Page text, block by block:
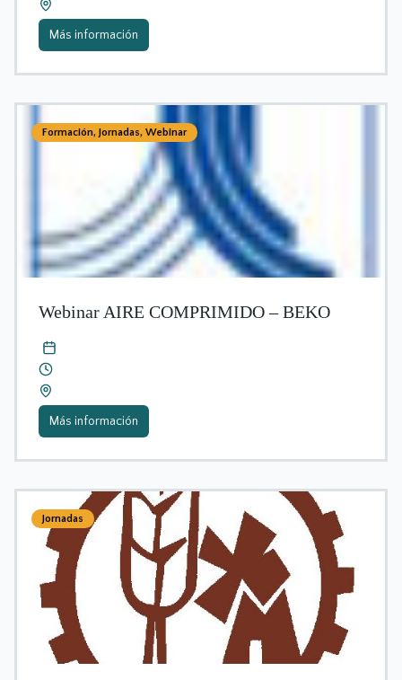
Más información
Formación, Jornadas, Webinar
Webinar AIRE COMPRIMIDO – BEKO
Más información
Jornadas